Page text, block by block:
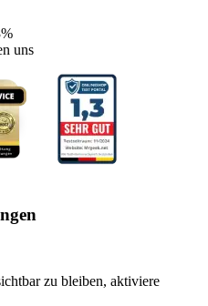
uns
zu bleiben, aktiviere